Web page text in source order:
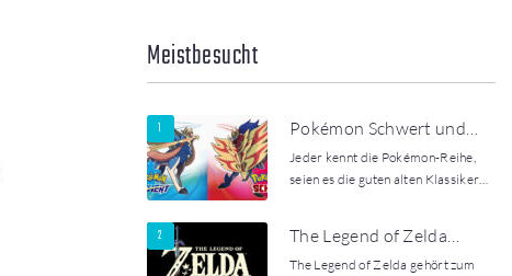
Meistbesucht
Pokémon Schwert und…
Jeder kennt die Pokémon-Reihe,
seien es die guten alten Klassiker…
The Legend of Zelda…
The Legend of Zelda gehört zum